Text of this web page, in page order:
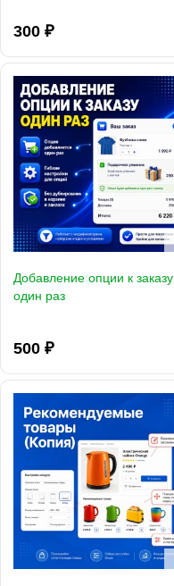
300 ₽
Добавление опции к заказу
один раз
500 ₽